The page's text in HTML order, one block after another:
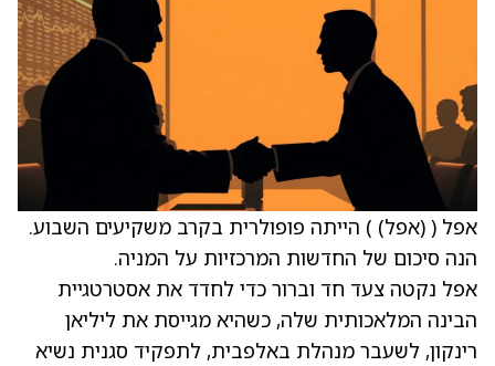
אפל ( (אפל) ) הייתה פופולרית בקרב משקיעים השבוע.
הנה סיכום של החדשות המרכזיות על המניה.
אפל נקטה צעד חד וברור כדי לחדד את אסטרטגיית
הבינה המלאכותית שלה, כשהיא מגייסת את ליליאן
רינקון, לשעבר מנהלת באלפבית, לתפקיד סגנית נשיא